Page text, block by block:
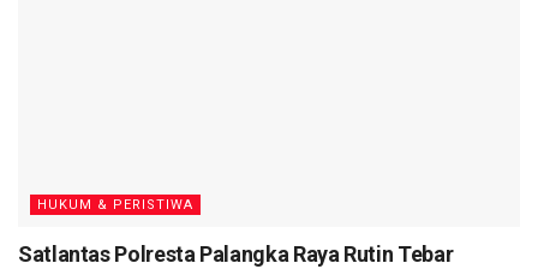
HUKUM & PERISTIWA
Satlantas Polresta Palangka Raya Rutin Tebar